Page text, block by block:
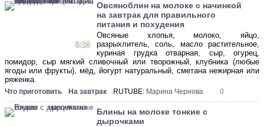
6:38
Овсяноблин на молоке с начинкой
на завтрак для правильного
питания и похудения
Овсяные хлопья, молоко, яйцо,
разрыхлитель, соль, масло растительное,
куриная грудка отварная, сыр, огурец,
помидор, сыр мягкий сливочный или творожный, клубника (любые
ягоды или фрукты), мёд, йогурт натуральный, сметана нежирная или
ряженка.
Что приготовить На завтрак RUTUBE: Марина Чернова 0
Блины на молоке тонкие с
дырочками